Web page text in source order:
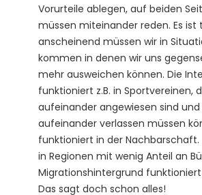
Vorurteile ablegen, auf beiden
müssen miteinander reden. Es ist
anscheinend müssen wir in
kommen in denen wir uns
mehr ausweichen können. Die
funktioniert z.B. in Sportvereinen,
aufeinander angewiesen sind und
aufeinander verlassen müssen
funktioniert in der Nachbarschaft.
in Regionen mit wenig Anteil an
Migrationshintergrund
Das sagt doch schon alles!